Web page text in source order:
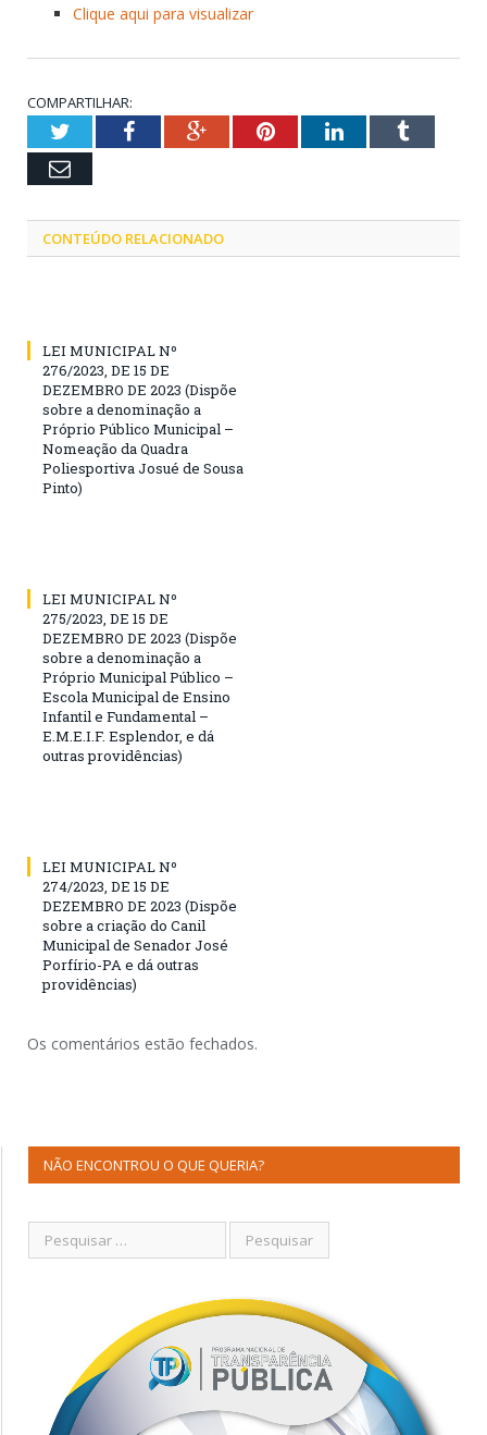
Clique aqui para visualizar
COMPARTILHAR:
TwitterFacebookGoogle+PinterestLinkedInTumblr
Email
CONTEÚDO RELACIONADO
LEI MUNICIPAL Nº
276/2023, DE 15 DE
DEZEMBRO DE 2023 (Dispõe
sobre a denominação a
Próprio Público Municipal –
Nomeação da Quadra
Poliesportiva Josué de Sousa
Pinto)
LEI MUNICIPAL Nº
275/2023, DE 15 DE
DEZEMBRO DE 2023 (Dispõe
sobre a denominação a
Próprio Municipal Público –
Escola Municipal de Ensino
Infantil e Fundamental –
E.M.E.I.F. Esplendor, e dá
outras providências)
LEI MUNICIPAL Nº
274/2023, DE 15 DE
DEZEMBRO DE 2023 (Dispõe
sobre a criação do Canil
Municipal de Senador José
Porfírio-PA e dá outras
providências)
Os comentários estão fechados.
NÃO ENCONTROU O QUE QUERIA?